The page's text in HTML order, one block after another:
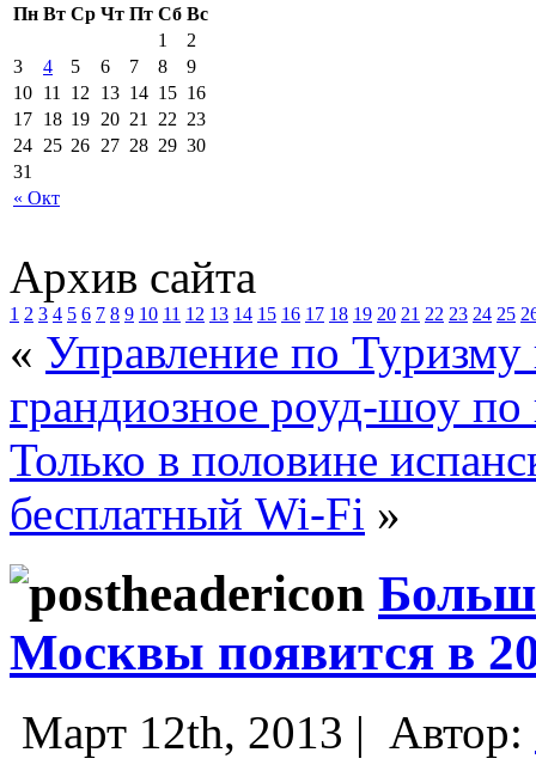
Пн Вт Ср Чт Пт Сб Вс
« Окт
1
2
3
4 5 6 7 8
9
10 11 12 13 14 15 16
17 18 19 20 21 22 23
24 25 26 27 28 29 30
31
Архив сайта
1 2 3 4 5 6 7 8 9 10 11 12 13 14 15 16 17 18 19 20 21 22 23 24 25
« Управление по
грандиозное роуд-шоу
Только в половине
бесплатный Wi-Fi »
Москвы появится в
Март 12th, 2013 | Автор: